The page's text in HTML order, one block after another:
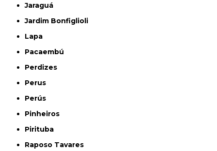
Jaraguá
Jardim Bonfiglioli
Lapa
Pacaembú
Perdizes
Perus
Perús
Pinheiros
Pirituba
Raposo Tavares